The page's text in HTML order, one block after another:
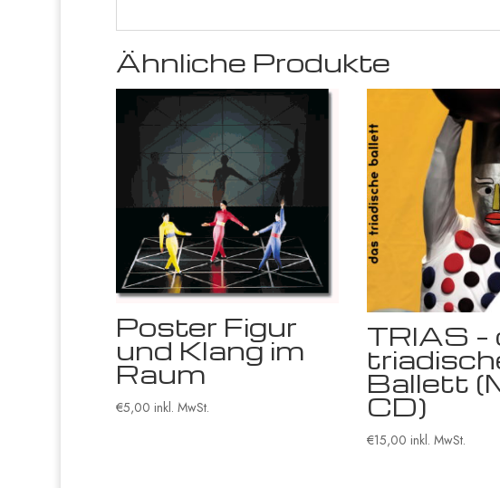
Ähnliche Produkte
Poster Figur
und Klang im
Raum
€5,00 inkl. MwSt.
TRIAS –
Ballett
CD)
€15,00 inkl. MwSt.